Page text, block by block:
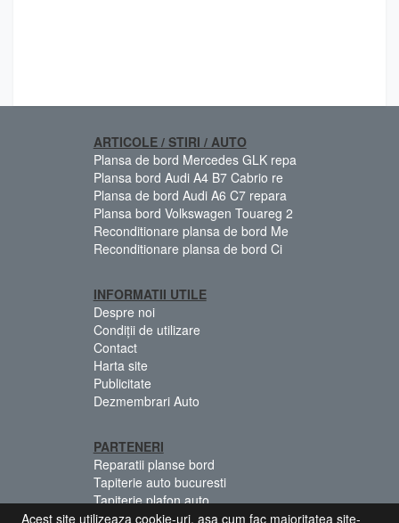
ARTICOLE / STIRI / AUTO
Plansa de bord Mercedes GLK repa
Plansa bord Audi A4 B7 Cabrio re
Plansa de bord Audi A6 C7 repara
Plansa bord Volkswagen Touareg 2
Reconditionare plansa de bord Me
Reconditionare plansa de bord Ci
INFORMATII UTILE
Despre noi
Condiții de utilizare
Contact
Harta site
Publicitate
Dezmembrari Auto
PARTENERI
Reparatii planse bord
Tapiterie auto bucuresti
Tapiterie plafon auto
Centuri siguranta colorate
Acest site utilizeaza cookie-uri, asa cum fac majoritatea site-